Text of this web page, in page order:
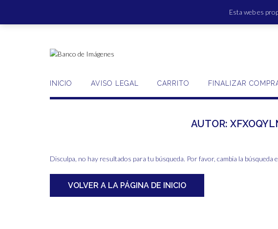
Esta web es
contenido
INICIO AVISO LEGAL CARRITO FINALIZAR
AUTOR:
Disculpa, no hay resultados para tu búsqueda. Por favor, cambia la búsqueda
VOLVER A LA PÁGINA DE INICIO